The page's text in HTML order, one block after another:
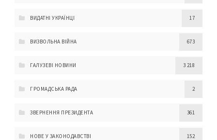
ВИДАТНІ УКРАЇНЦІ 17
ВИЗВОЛЬНА ВІЙНА 673
ГАЛУЗЕВІ НОВИНИ 3 218
ГРОМАДСЬКА РАДА 2
ЗВЕРНЕННЯ ПРЕЗИДЕНТА 361
НОВЕ У ЗАКОНОДАВСТВІ 152